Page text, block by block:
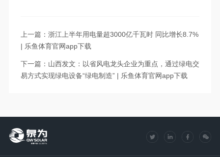
上一篇：浙江上半年用电量超3000亿千瓦时 同比增长8.7%
| 乐鱼体育官网app下载
下一篇：山西发文：以省风电龙头企业为重点，通过绿电交
易方式实现绿电设备“绿电制造” | 乐鱼体育官网app下载